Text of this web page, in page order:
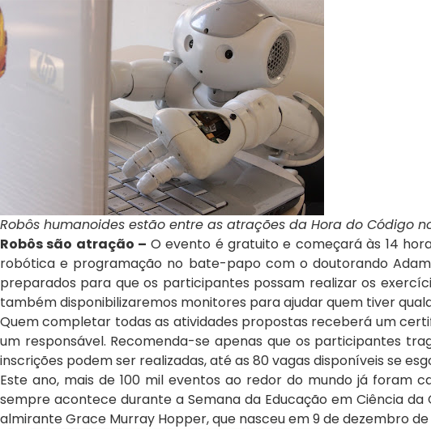
Robôs humanoides estão entre as atrações da Hora do Código
Robôs são atração – O evento é gratuito e começará às 14
robótica e programação no bate-papo com o doutorando
preparados para que os participantes possam realizar os
também disponibilizaremos monitores para ajudar quem tiver
Quem completar todas as atividades propostas receberá um
um responsável. Recomenda-se apenas que os participantes
inscrições podem ser realizadas, até as 80 vagas disponíveis se
Este ano, mais de 100 mil eventos ao redor do mundo já foram
sempre acontece durante a Semana da Educação em Ciência
almirante Grace Murray Hopper, que nasceu em 9 de dezembro